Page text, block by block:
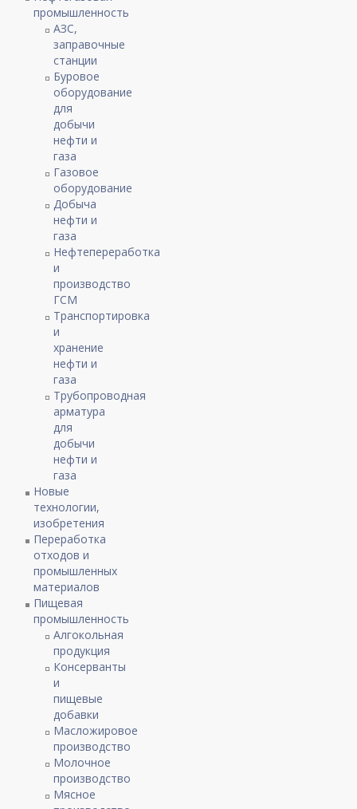
промышленность
АЗС,
заправочные
станции
Буровое
оборудование
для
добычи
нефти и
газа
Газовое
оборудование
Добыча
нефти и
газа
Нефтепереработка
и
производство
ГСМ
Транспортировка
и
хранение
нефти и
газа
Трубопроводная
арматура
для
добычи
нефти и
газа
Новые
технологии,
изобретения
Переработка
отходов и
промышленных
материалов
Пищевая
промышленность
Алгокольная
продукция
Консерванты
и
пищевые
добавки
Масложировое
производство
Молочное
производство
Мясное